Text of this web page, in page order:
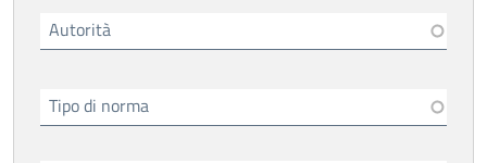
Autorità
Tipo di norma